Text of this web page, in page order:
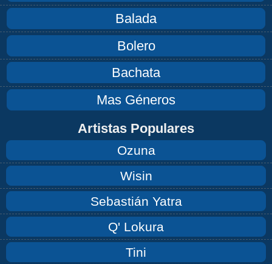
Balada
Bolero
Bachata
Mas Géneros
Artistas Populares
Ozuna
Wisin
Sebastián Yatra
Q' Lokura
Tini